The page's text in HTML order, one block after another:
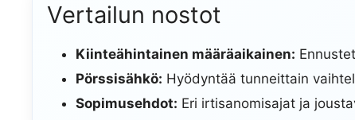
Vertailun nostot
Kiinteähintainen määräaikainen:
Pörssisähkö: Hyödyntää tunneittain
Sopimusehdot: Eri irtisanomisajat ja